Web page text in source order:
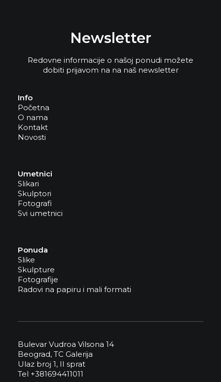
Newsletter
Redovne informacije o našoj ponudi možete
dobiti prijavom na na naš newsletter
Info
Početna
O nama
Kontakt
Novosti
Umetnici
Slikari
Skulptori
Fotografi
Svi umetnici
Ponuda
Slike
Skulpture
Fotografije
Radovi na papiru i mali formati
Bulevar Vudroa Vilsona 14
Beograd, TC Galerija
Ulaz broj 1, II sprat
Tel +381694411011